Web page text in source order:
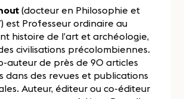
(docteur en Philosophie et
est Professeur ordinaire au
histoire de l’art et archéologie,
civilisations précolombiennes.
auteur de près de 90 articles
dans des revues et publications
Auteur, éditeur ou co-éditeur